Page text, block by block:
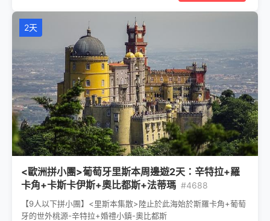
2天
<歐洲拼小團>葡萄牙里斯本周邊遊2天：辛特拉+羅
卡角+卡斯卡伊斯+奧比都斯+法蒂瑪 #4688
【9人以下拼小團】<里斯本集散>陸止於此海始於斯羅卡角+葡萄
牙的世外桃源-辛特拉+婚禮小鎮-奧比都斯